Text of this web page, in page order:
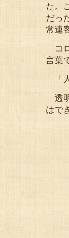
た。
だっ
常連
コ
言葉
「
透
はで